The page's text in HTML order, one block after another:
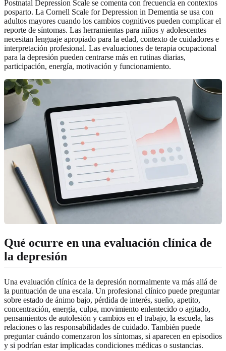
Postnatal Depression Scale se comenta con frecuencia en contextos
posparto. La Cornell Scale for Depression in Dementia se usa con
adultos mayores cuando los cambios cognitivos pueden complicar el
reporte de síntomas. Las herramientas para niños y adolescentes
necesitan lenguaje apropiado para la edad, contexto de cuidadores e
interpretación profesional. Las evaluaciones de terapia ocupacional
para la depresión pueden centrarse más en rutinas diarias,
participación, energía, motivación y funcionamiento.
Qué ocurre en una evaluación clínica de
la depresión
Una evaluación clínica de la depresión normalmente va más allá de
la puntuación de una escala. Un profesional clínico puede preguntar
sobre estado de ánimo bajo, pérdida de interés, sueño, apetito,
concentración, energía, culpa, movimiento enlentecido o agitado,
pensamientos de autolesión y cambios en el trabajo, la escuela, las
relaciones o las responsabilidades de cuidado. También puede
preguntar cuándo comenzaron los síntomas, si aparecen en episodios
y si podrían estar implicadas condiciones médicas o sustancias.